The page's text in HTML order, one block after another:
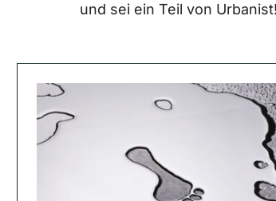
und sei ein Teil von Urbanist!